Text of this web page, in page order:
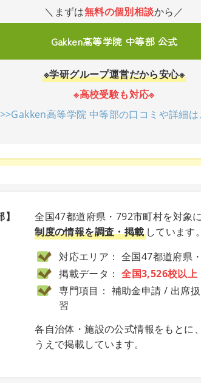
＼まずは無料の個別相談から／
Gakken高等学院 中等部 公式
※学研グループ運営だから安心※
※高校受験も対応※
>>Gakken高等学院 中等部の口コミや詳細は
全国47都道府県・792市町村を対象
制度の情報を調査・掲載しています。
対応エリア： 全国47都道府県
掲載データ：全国3,526校以上
専門項目： 補助金申請 / 出席
習
各自治体・施設の公式情報をもとに
うえで掲載しています。